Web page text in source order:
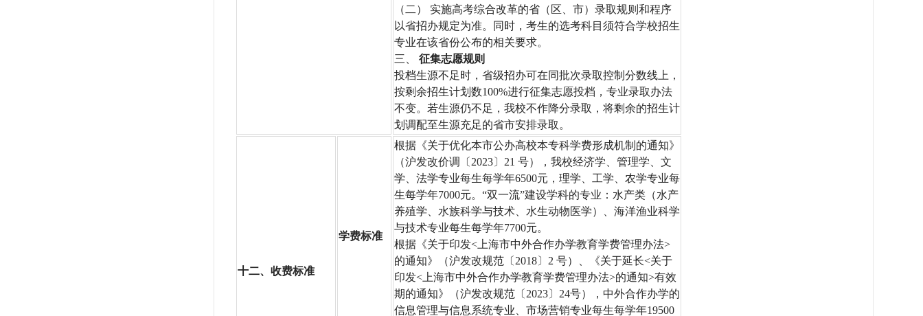
（二） 实施高考综合改革的省（区、市）录取规则和程序
以省招办规定为准。同时，考生的选考科目须符合学校招生
专业在该省份公布的相关要求。
三、 征集志愿规则
投档生源不足时，省级招办可在同批次录取控制分数线上，
按剩余招生计划数100%进行征集志愿投档，专业录取办法
不变。若生源仍不足，我校不作降分录取，将剩余的招生计
划调配至生源充足的省市安排录取。
十二、收费标准
学费标准
根据《关于优化本市公办高校本专科学费形成机制的通知》
（沪发改价调〔2023〕21 号），我校经济学、管理学、文
学、法学专业每生每学年6500元，理学、工学、农学专业每
生每学年7000元。“双一流”建设学科的专业：水产类（水产
养殖学、水族科学与技术、水生动物医学）、海洋渔业科学
与技术专业每生每学年7700元。
根据《关于印发<上海市中外合作办学教育学费管理办法>
的通知》（沪发改规范〔2018〕2 号）、《关于延长<关于
印发<上海市中外合作办学教育学费管理办法>的通知>有效
期的通知》（沪发改规范〔2023〕24号），中外合作办学的
信息管理与信息系统专业、市场营销专业每生每学年19500